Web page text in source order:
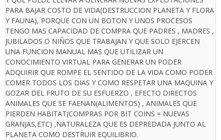
PARA BAJAR COSTO DE VIDA(DESTRUCCION PLANETA Y FLORA
Y FAUNA), PORQUE CON UN BOTON Y UNOS PROCESOS
TENGO MAS CAPACIDAD DE COMPRA QUE PADRES , MADRES ,
JUBILADOS O NIÑOS QUE TRABAJAN Y QUE SOLO EJERCEN
UNA FUNCION MANUAL MAS QUE UTILIZAR UN
CONOCIMIENTO VIRTUAL PARA GENERAR UN PODER
ADQUIRIR QUE ROMPE EL SENTIDO DE LA VIDA COMO PODER
COMER TODOS LOS DIAS Y COMO RESPETAR UNA MAQUINA Y
GOZAR DEL FRUTO DE SU ESFUERZO , EFECTO DIRECTOS
ANIMALES QUE SE FAENAN(ALIMENTOS) , ANIMALES QUE
PIERDEN HABITAT(COMPRAS POR BIT COINS = NUEVAS
GRANJAS,ETC) ,NATURALEZA QUE ES DEPREDADA JUNTO AL
PLANETA COMO DESTRUIR EQUILIBRIO.